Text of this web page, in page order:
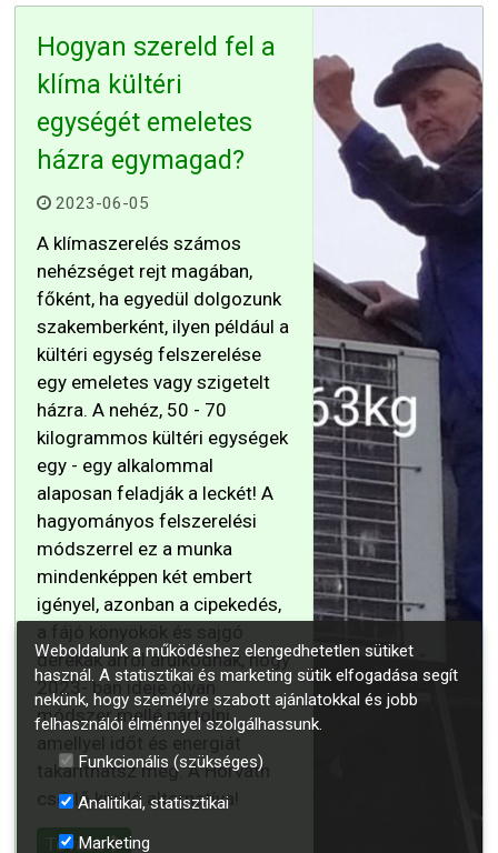
Hogyan szereld fel a
klíma kültéri
egységét emeletes
házra egymagad?
2023-06-05
A klímaszerelés számos
nehézséget rejt magában,
főként, ha egyedül dolgozunk
szakemberként, ilyen például a
kültéri egység felszerelése
egy emeletes vagy szigetelt
házra. A nehéz, 50 - 70
kilogrammos kültéri egységek
egy - egy alkalommal
alaposan feladják a leckét! A
hagyományos felszerelési
módszerrel ez a munka
mindenképpen két embert
igényel, azonban a cipekedés,
a fájó könyökök és sajgó
derekak arról árulkodnak, hogy
2023- ban ideje olyan
módszer mellé pártolni,
amellyel időt és energiát
takaríthatsz meg. A Horváth
csörlő kiváló alternatíva!
Tovább
Weboldalunk a működéshez elengedhetetlen sütiket
használ. A statisztikai és marketing sütik elfogadása segít
nekünk, hogy személyre szabott ajánlatokkal és jobb
felhasználói élménnyel szolgálhassunk.
Funkcionális (szükséges)
Analitikai, statisztikai
Marketing